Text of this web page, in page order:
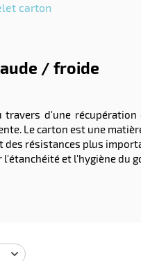
carton
/ froide
travers d'une
Le carton est une
résistances plus
et l'hygiène du